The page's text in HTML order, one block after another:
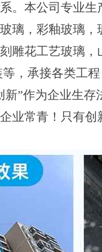
。本公司专业
璃，彩釉玻璃
雕花工艺玻璃
，承接各类工
新”作为企业生
业常青！只有